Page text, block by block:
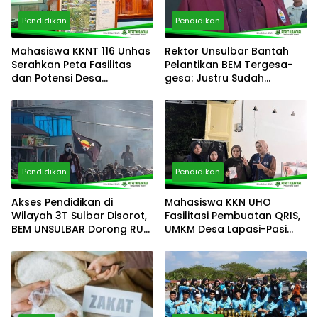
Pendidikan
Mahasiswa KKNT 116 Unhas
Serahkan Peta Fasilitas
dan Potensi Desa
Pendidikan
Rektor Unsulbar Bantah
Pelantikan BEM Tergesa-
gesa: Justru Sudah
Pendidikan
Akses Pendidikan di
Wilayah 3T Sulbar Disorot,
BEM UNSULBAR Dorong RUU
Pendidikan
Mahasiswa KKN UHO
Fasilitasi Pembuatan QRIS,
UMKM Desa Lapasi-Pasi
Pembayaran Digital